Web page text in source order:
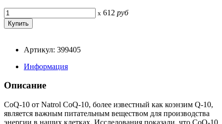
x 612 руб
Артикул: 399405
Информация
Описание
CoQ-10 от Natrol CoQ-10, более известный как коэнзим Q-10,
является важным питательным веществом для производства
энергии в наших клетках. Исследования показали, что CoQ-10